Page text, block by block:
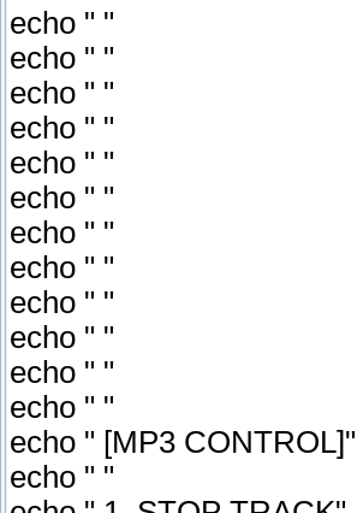
echo " "
echo " "
echo " "
echo " "
echo " "
echo " "
echo " "
echo " "
echo " "
echo " "
echo " "
echo " "
echo " [MP3 CONTROL]"
echo " "